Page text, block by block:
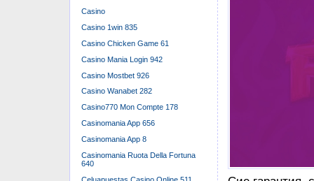
Casino
Casino 1win 835
Casino Chicken Game 61
Casino Mania Login 942
Casino Mostbet 926
Casino Wanabet 282
Casino770 Mon Compte 178
Casinomania App 656
Casinomania App 8
Casinomania Ruota Della Fortuna
640